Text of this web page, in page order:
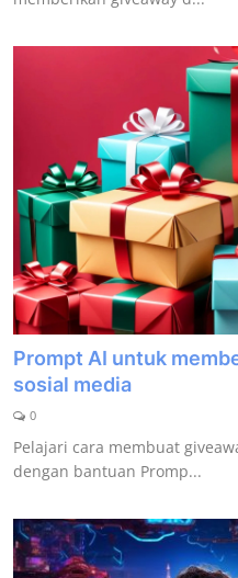
Prompt AI untuk
sosial media
0
Pelajari cara membuat
dengan bantuan Promp...